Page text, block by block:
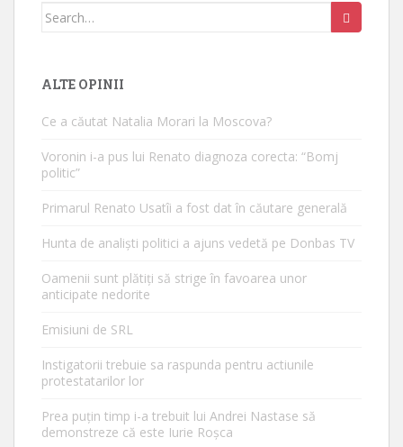
Search for:
ALTE OPINII
Ce a căutat Natalia Morari la Moscova?
Voronin i-a pus lui Renato diagnoza corecta: “Bomj
politic”
Primarul Renato Usatîi a fost dat în căutare generală
Hunta de analiști politici a ajuns vedetă pe Donbas TV
Oamenii sunt plătiți să strige în favoarea unor
anticipate nedorite
Emisiuni de SRL
Instigatorii trebuie sa raspunda pentru actiunile
protestatarilor lor
Prea puțin timp i-a trebuit lui Andrei Nastase să
demonstreze că este Iurie Roșca